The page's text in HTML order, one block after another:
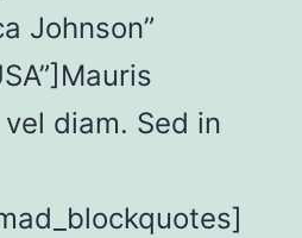
Johnson”
diam. Sed in